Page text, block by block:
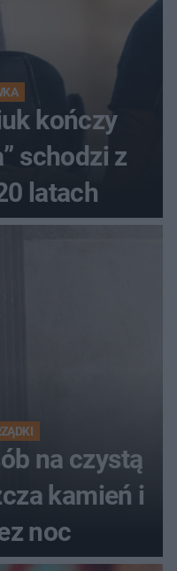
kończy
schodzi z
latach
na czystą
kamień i
noc